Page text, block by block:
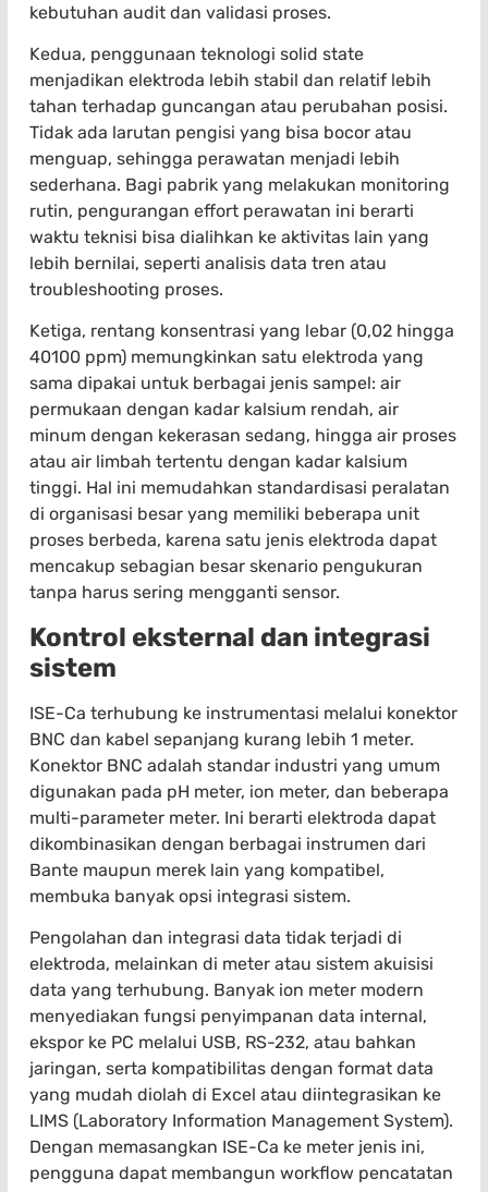
kebutuhan audit dan validasi proses.
Kedua, penggunaan teknologi solid state
menjadikan elektroda lebih stabil dan relatif lebih
tahan terhadap guncangan atau perubahan posisi.
Tidak ada larutan pengisi yang bisa bocor atau
menguap, sehingga perawatan menjadi lebih
sederhana. Bagi pabrik yang melakukan monitoring
rutin, pengurangan effort perawatan ini berarti
waktu teknisi bisa dialihkan ke aktivitas lain yang
lebih bernilai, seperti analisis data tren atau
troubleshooting proses.
Ketiga, rentang konsentrasi yang lebar (0,02 hingga
40100 ppm) memungkinkan satu elektroda yang
sama dipakai untuk berbagai jenis sampel: air
permukaan dengan kadar kalsium rendah, air
minum dengan kekerasan sedang, hingga air proses
atau air limbah tertentu dengan kadar kalsium
tinggi. Hal ini memudahkan standardisasi peralatan
di organisasi besar yang memiliki beberapa unit
proses berbeda, karena satu jenis elektroda dapat
mencakup sebagian besar skenario pengukuran
tanpa harus sering mengganti sensor.
Kontrol eksternal dan integrasi
sistem
ISE-Ca terhubung ke instrumentasi melalui konektor
BNC dan kabel sepanjang kurang lebih 1 meter.
Konektor BNC adalah standar industri yang umum
digunakan pada pH meter, ion meter, dan beberapa
multi-parameter meter. Ini berarti elektroda dapat
dikombinasikan dengan berbagai instrumen dari
Bante maupun merek lain yang kompatibel,
membuka banyak opsi integrasi sistem.
Pengolahan dan integrasi data tidak terjadi di
elektroda, melainkan di meter atau sistem akuisisi
data yang terhubung. Banyak ion meter modern
menyediakan fungsi penyimpanan data internal,
ekspor ke PC melalui USB, RS-232, atau bahkan
jaringan, serta kompatibilitas dengan format data
yang mudah diolah di Excel atau diintegrasikan ke
LIMS (Laboratory Information Management System).
Dengan memasangkan ISE-Ca ke meter jenis ini,
pengguna dapat membangun workflow pencatatan